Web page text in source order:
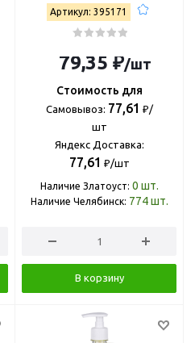
дозатором, 300мл (Спейс)
319532
Артикул: 395171
79,35 ₽/шт
Стоимость для
Самовывоз: 77,61 ₽/
шт
Яндекс Доставка:
77,61 ₽/шт
Наличие Златоуст: 0 шт.
Наличие Челябинск: 774 шт.
В корзину